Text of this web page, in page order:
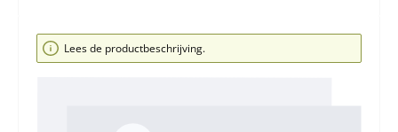
Afbeeldingengalerij overslaan
Lees de productbeschrijving.